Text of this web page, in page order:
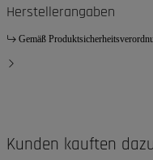
Herstellerangaben
Gemäß
Kunden kauften